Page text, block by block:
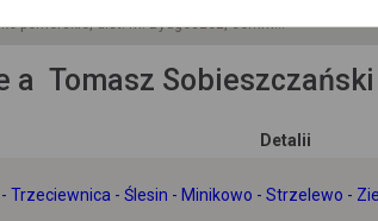
pomorskie, dist. m. Bydgoszcz, comm. M. Bydgoszcz
a Tomasz
Detalii
Trzeciewnica - Ślesin - Minikowo - Strzelewo -